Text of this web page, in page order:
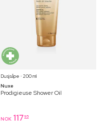
Dusjsåpe ⋅ 200 ml
Nuxe
Prodigieuse Shower Oil
NOK 117 95